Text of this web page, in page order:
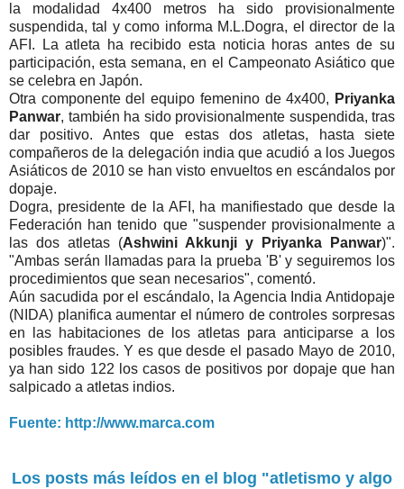
la modalidad 4x400 metros ha sido provisionalmente
suspendida, tal y como informa M.L.Dogra, el director de la
AFI. La atleta ha recibido esta noticia horas antes de su
participación, esta semana, en el Campeonato Asiático que
se celebra en Japón.
Otra componente del equipo femenino de 4x400, Priyanka
Panwar, también ha sido provisionalmente suspendida, tras
dar positivo. Antes que estas dos atletas, hasta siete
compañeros de la delegación india que acudió a los Juegos
Asiáticos de 2010 se han visto envueltos en escándalos por
dopaje.
Dogra, presidente de la AFI, ha manifiestado que desde la
Federación han tenido que "suspender provisionalmente a
las dos atletas (Ashwini Akkunji y Priyanka Panwar)".
"Ambas serán llamadas para la prueba 'B' y seguiremos los
procedimientos que sean necesarios", comentó.
Aún sacudida por el escándalo, la Agencia India Antidopaje
(NIDA) planifica aumentar el número de controles sorpresas
en las habitaciones de los atletas para anticiparse a los
posibles fraudes. Y es que desde el pasado Mayo de 2010,
ya han sido 122 los casos de positivos por dopaje que han
salpicado a atletas indios.
Fuente: http://www.marca.com
Los posts más leídos en el blog "atletismo y algo